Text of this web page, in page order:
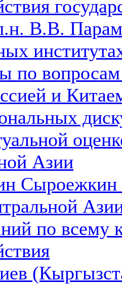
В.В.
по
и
Азии
Сыроежкин
по всему